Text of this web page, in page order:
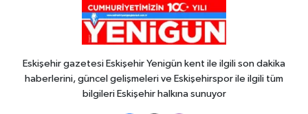
Eskişehir gazetesi Eskişehir Yenigün kent ile ilgili son dakika
haberlerini, güncel gelişmeleri ve Eskişehirspor ile ilgili tüm
bilgileri Eskişehir halkına sunuyor